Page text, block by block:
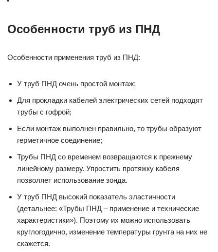
Особенности труб из ПНД
Особенности применения труб из ПНД:
У труб ПНД очень простой монтаж;
Для прокладки кабелей электрических сетей подходят
трубы с гофрой;
Если монтаж выполнен правильно, то трубы образуют
герметичное соединение;
Трубы ПНД со временем возвращаются к прежнему
линейному размеру. Упростить протяжку кабеля
позволяет использование зонда.
У труб ПНД высокий показатель эластичности
(детальнее: «Трубы ПНД – применение и технические
характеристики»). Поэтому их можно использовать
круглогодично, изменение температуры грунта на них не
скажется.